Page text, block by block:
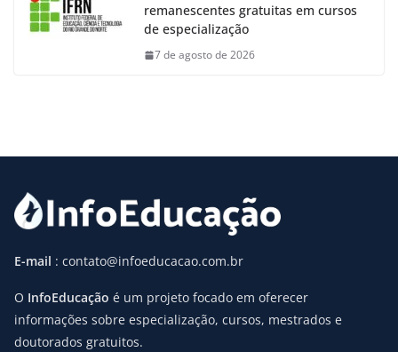
remanescentes gratuitas em cursos
de especialização
7 de agosto de 2026
E-mail : contato@infoeducacao.com.br
O InfoEducação é um projeto focado em oferecer
informações sobre especialização, cursos, mestrados e
doutorados gratuitos.